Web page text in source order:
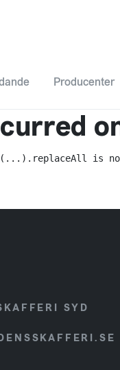
Producenter
is
SYD